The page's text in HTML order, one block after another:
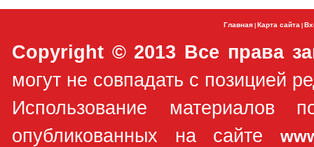
Главная Карта сайта
Copyright © 2013 Все права
могут не совпадать с позицией
Использование материалов
опубликованных на сайте